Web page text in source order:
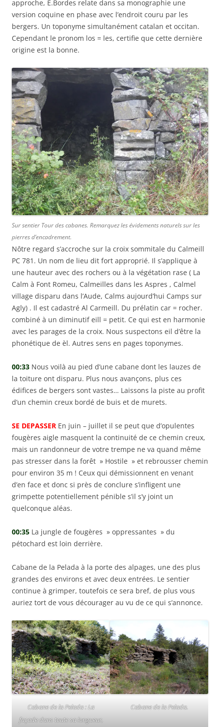
approche, E.Bordes relate dans sa monographie une
version coquine en phase avec l’endroit couru par les
bergers. Un toponyme simultanément catalan et occitan.
Cependant le pronom los = les, certifie que cette dernière
origine est la bonne.
Sur sentier Tour des cabanes. Remarquez les évidements naturels sur les
pierres d’encadrement.
Nôtre regard s’accroche sur la croix sommitale du Calmeill
PC 781. Un nom de lieu dit fort approprié. Il s’applique à
une hauteur avec des rochers ou à la végétation rase ( La
Calm à Font Romeu, Calmeilles dans les Aspres , Calmel
village disparu dans l’Aude, Calms aujourd’hui Camps sur
Agly) . Il est cadastré Al Carmeill. Du prélatin car = rocher.
combiné à un diminutif eill = petit. Ce qui est en harmonie
avec les parages de la croix. Nous suspectons eil d’être la
phonétique de èl. Autres sens en pages toponymes.
00:33 Nous voilà au pied d’une cabane dont les lauzes de
la toiture ont disparu. Plus nous avançons, plus ces
édifices de bergers sont vastes… Laissons la piste au profit
d’un chemin creux bordé de buis et de murets.
SE DEPASSER En juin – juillet il se peut que d’opulentes
fougères aigle masquent la continuité de ce chemin creux,
mais un randonneur de votre trempe ne va quand même
pas stresser dans la forêt » Hostile » et rebrousser chemin
pour environ 35 m ! Ceux qui démissionnent en venant
d’en face et donc si près de conclure s’infligent une
grimpette potentiellement pénible s’il s’y joint un
quelconque aléas.
00:35 La jungle de fougères » oppressantes » du
pétochard est loin derrière.
Cabane de la Pelada à la porte des alpages, une des plus
grandes des environs et avec deux entrées. Le sentier
continue à grimper, toutefois ce sera bref, de plus vous
auriez tort de vous décourager au vu de ce qui s’annonce.
Cabane de la Pelada : La
façade dans toute sa longueur,
Cabane de la Pelada.